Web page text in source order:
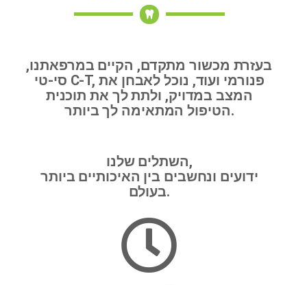
בעזרת מכשור מתקדם, הקיים במרפאתנו,
סי-טי C-T, פנורמי ועוד, נוכל לאבחן את
המצב במדויק, ולתת לך את תוכנית
הטיפול המתאימה לך ביותר.
השתלים שלנו,
ידועים ונחשבים בין האיכותיים ביותר
בעולם.